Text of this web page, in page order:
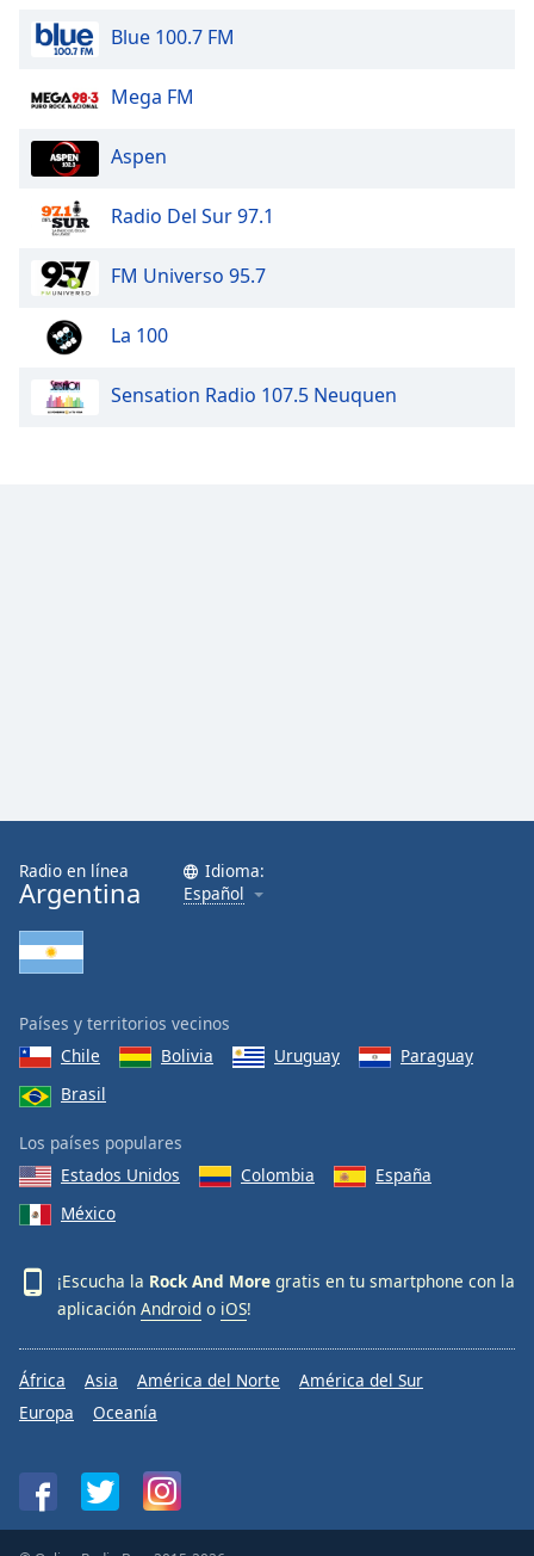
Blue 100.7 FM
Mega FM
Aspen
Radio Del Sur 97.1
FM Universo 95.7
La 100
Sensation Radio 107.5 Neuquen
Radio en línea
Argentina
Idioma:
Español
Países y territorios vecinos
Chile
Bolivia Uruguay
Paraguay
Brasil
Los países populares
Estados Unidos
Colombia
España
México
¡Escucha la Rock And More gratis en tu smartphone con la
aplicación Android o iOS!
África Asia América del Norte
América del Sur
Europa
Oceanía